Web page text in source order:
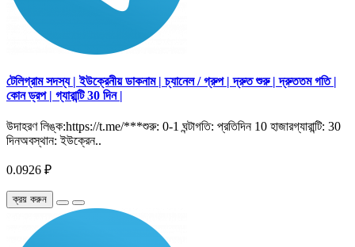
টেলিগ্রাম সদস্য | ইউক্রেনীয় ডাকনাম | চ্যানেল / গ্রুপ | দ্রুত শুরু | দ্রুততম গতি |
কোন ড্রপ | গ্যারান্টি 30 দিন |
উদাহরণ লিঙ্ক:https://t.me/***শুরু: 0-1 ঘন্টাগতি: প্রতিদিন 10 হাজারগ্যারান্টি: 30
দিনঅবস্থান: ইউক্রেন..
0.0926 ₽
ক্রয় করুন